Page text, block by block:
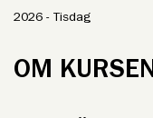
2026 - Tisdag
OM KURSEN